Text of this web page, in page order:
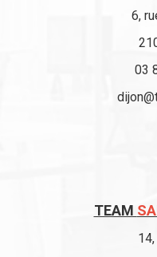
6,
03
TEAM